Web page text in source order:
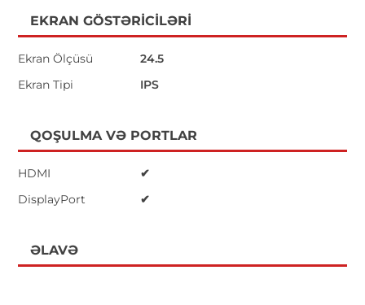
EKRAN GÖSTƏRICILƏRI
Ekran Ölçüsü
24.5
Ekran Tipi
IPS
QOŞULMA VƏ PORTLAR
HDMI
✔
DisplayPort
✔
ƏLAVƏ